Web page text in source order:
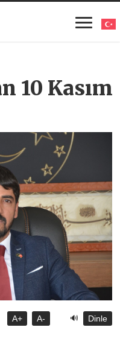
10 Kasım
A+ A- 🔊 Dinle